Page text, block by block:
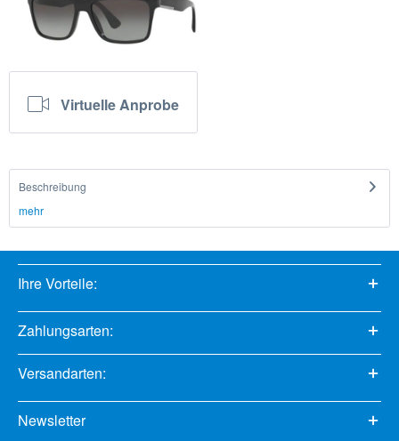
Virtuelle Anprobe
Beschreibung
mehr
Ihre Vorteile:
Zahlungsarten:
Versandarten:
Newsletter